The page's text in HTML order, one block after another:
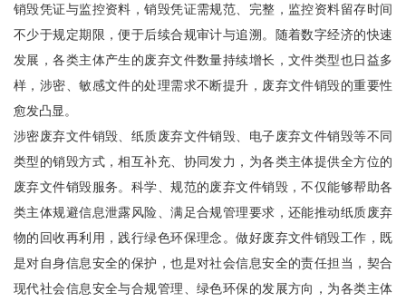
销毁凭证与监控资料，销毁凭证需规范、完整，监控资料留存时间
不少于规定期限，便于后续合规审计与追溯。随着数字经济的快速
发展，各类主体产生的废弃文件数量持续增长，文件类型也日益多
样，涉密、敏感文件的处理需求不断提升，废弃文件销毁的重要性
愈发凸显。
涉密废弃文件销毁、纸质废弃文件销毁、电子废弃文件销毁等不同
类型的销毁方式，相互补充、协同发力，为各类主体提供全方位的
废弃文件销毁服务。科学、规范的废弃文件销毁，不仅能够帮助各
类主体规避信息泄露风险、满足合规管理要求，还能推动纸质废弃
物的回收再利用，践行绿色环保理念。做好废弃文件销毁工作，既
是对自身信息安全的保护，也是对社会信息安全的责任担当，契合
现代社会信息安全与合规管理、绿色环保的发展方向，为各类主体